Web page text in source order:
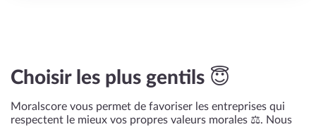
Choisir les plus gentils 😇
Moralscore vous permet de favoriser les entreprises qui
respectent le mieux vos propres valeurs morales ⚖️. Nous